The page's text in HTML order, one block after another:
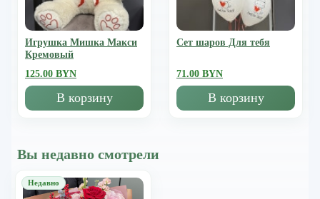
Игрушка Мишка Mакси
Кремовый
125.00 BYN
В корзину
Сет шаров Для тебя
71.00 BYN
В корзину
Вы недавно смотрели